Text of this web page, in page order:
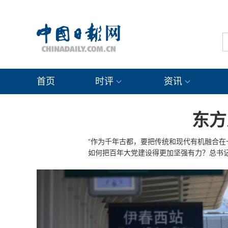
首页 时评 资讯
东
“作为千年古都，要把传统和现代有机融合在
如何把百年大党建设得更加坚强有力？总书